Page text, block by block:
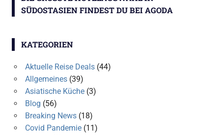
ÜDOSTASIEN FINDEST DU BEI AGODA
KATEGORIEN
Aktuelle Reise Deals(44)
Allgemeines(39)
Asiatische Küche(3)
Blog (56)
Breaking News(18)
Covid Pandemie(11)